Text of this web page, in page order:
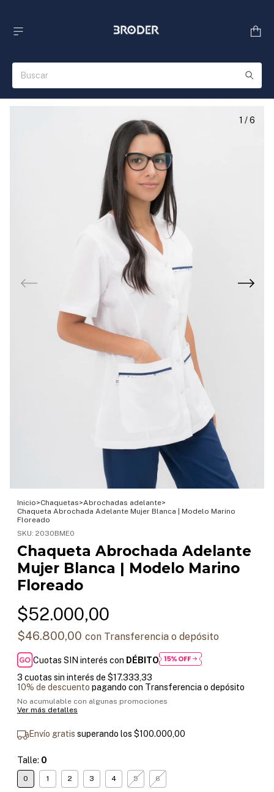
1 /6
Inicio>Chaquetas>Abrochadas adelante>
Chaqueta Abrochada Adelante Mujer Blanca | Modelo Marino
Floreado
SKU: 2030BME0
Chaqueta Abrochada Adelante
Mujer Blanca | Modelo Marino
Floreado
$52.000,00
$46.800,00 con Transferencia o depósito
Cuotas SIN interés con DÉBITO
3 cuotas sin interés de $17.333,33
10% de descuento pagando con Transferencia o depósito
No acumulable con algunas promociones
Ver más detalles
Envío gratis superando los $100.000,00
Talle: 0
0 1 2 3 4 5 6